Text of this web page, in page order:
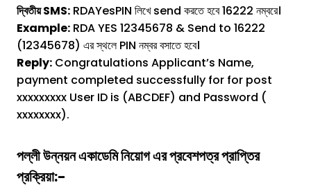
দ্বিতীয় SMS: RDAYesPIN লিখে send করতে হবে 16222 নম্বরে।
Example: RDA YES 12345678 & Send to 16222
(12345678) এর স্থলে PIN নম্বর বসাতে হবে।
Reply: Congratulations Applicant’s Name,
payment completed successfully for for post
xxxxxxxxx User ID is (ABCDEF) and Password (
xxxxxxxx).
পল্লী উন্নয়ন একাডেমিনিয়োগ এর প্রবেশপত্র প্রাপ্তির
প্রক্রিয়া:-